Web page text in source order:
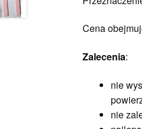
Cena
Zalecenia:
nie
nie